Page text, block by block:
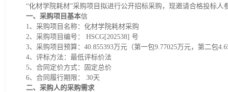
“化材学院耗材”采购项目拟进行公开招标采购，现邀请合格投标人
一、采购项目基本信
1、采购项目名称：化材学院耗材采购
2、采购项目编号： HSCG[202538] 号
3、采购项目预算：40.855393万元（第一包9.77025万元，第二包
4、评标方法：最低评标价法
5、合同定价方式：固定总价
6、合同履行期限： 30天
二、采购人的采购需求